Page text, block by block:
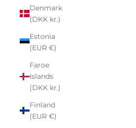
Denmark
(DKK kr.)
Estonia
(EUR €)
Faroe
Islands
(DKK kr.)
Finland
(EUR €)